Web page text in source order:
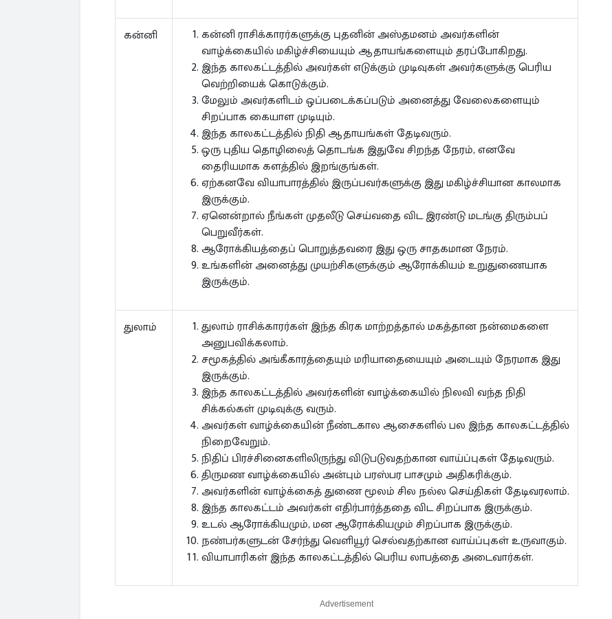
கன்னி
கன்னி ராசிக்காரர்களுக்கு புதனின் அஸ்தமனம் அவர்களின்
வாழ்க்கையில் மகிழ்ச்சியையும் ஆதாயங்களையும் தரப்போகிறது.
இந்த காலகட்டத்தில் அவர்கள் எடுக்கும் முடிவுகள் அவர்களுக்கு பெரிய
வெற்றியைக் கொடுக்கும்.
மேலும் அவர்களிடம் ஒப்படைக்கப்படும் அனைத்து வேலைகளையும்
சிறப்பாக கையாள முடியும்.
இந்த காலகட்டத்தில் நிதி ஆதாயங்கள் தேடிவரும்.
ஒரு புதிய தொழிலைத் தொடங்க இதுவே சிறந்த நேரம், எனவே
தைரியமாக களத்தில் இறங்குங்கள்.
ஏற்கனவே வியாபாரத்தில் இருப்பவர்களுக்கு இது மகிழ்ச்சியான காலமாக
இருக்கும்.
ஏனென்றால் நீங்கள் முதலீடு செய்வதை விட இரண்டு மடங்கு திரும்பப்
பெறுவீர்கள்.
ஆரோக்கியத்தைப் பொறுத்தவரை இது ஒரு சாதகமான நேரம்.
உங்களின் அனைத்து முயற்சிகளுக்கும் ஆரோக்கியம் உறுதுணையாக
இருக்கும்.
துலாம்
துலாம் ராசிக்காரர்கள் இந்த கிரக மாற்றத்தால் மகத்தான நன்மைகளை
அனுபவிக்கலாம்.
சமூகத்தில் அங்கீகாரத்தையும் மரியாதையையும் அடையும் நேரமாக இது
இருக்கும்.
இந்த காலகட்டத்தில் அவர்களின் வாழ்க்கையில் நிலவி வந்த நிதி
சிக்கல்கள் முடிவுக்கு வரும்.
அவர்கள் வாழ்க்கையின் நீண்டகால ஆசைகளில் பல இந்த காலகட்டத்தில்
நிறைவேறும்.
நிதிப் பிரச்சினைகளிலிருந்து விடுபடுவதற்கான வாய்ப்புகள் தேடிவரும்.
திருமண வாழ்க்கையில் அன்பும் பரஸ்பர பாசமும் அதிகரிக்கும்.
அவர்களின் வாழ்க்கைத் துணை மூலம் சில நல்ல செய்திகள் தேடிவரலாம்.
இந்த காலகட்டம் அவர்கள் எதிர்பார்த்ததை விட சிறப்பாக இருக்கும்.
உடல் ஆரோக்கியமும், மன ஆரோக்கியமும் சிறப்பாக இருக்கும்.
நண்பர்களுடன் சேர்ந்து வெளியூர் செல்வதற்கான வாய்ப்புகள் உருவாகும்.
வியாபாரிகள் இந்த காலகட்டத்தில் பெரிய லாபத்தை அடைவார்கள்.
Advertisement